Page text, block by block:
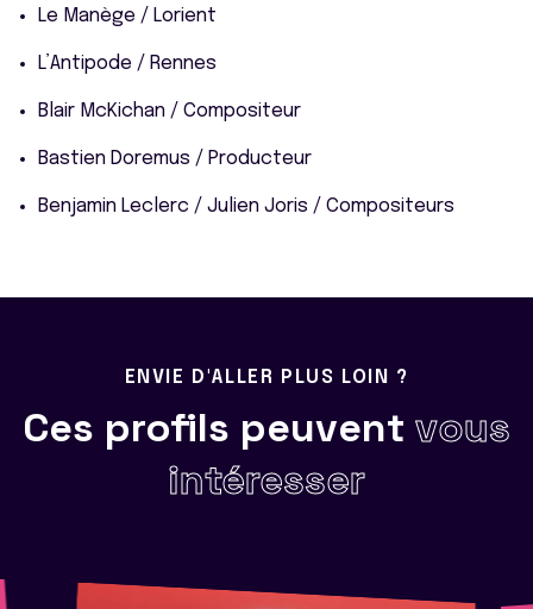
Le Manège / Lorient
L’Antipode / Rennes
Blair McKichan / Compositeur
Bastien Doremus / Producteur
Benjamin Leclerc / Julien Joris / Compositeurs
ENVIE D'ALLER PLUS LOIN ?
Ces profils peuvent vous
intéresser